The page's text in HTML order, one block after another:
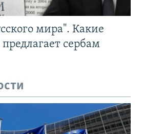
мира". Какие
сербам